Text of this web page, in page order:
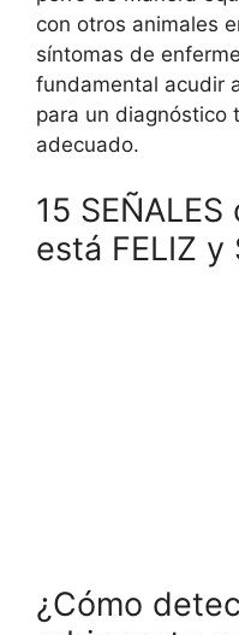
con otros animales
síntomas de
fundamental acudir
para un diagnóstico
adecuado.
15
está FELIZ y
¿Cómo